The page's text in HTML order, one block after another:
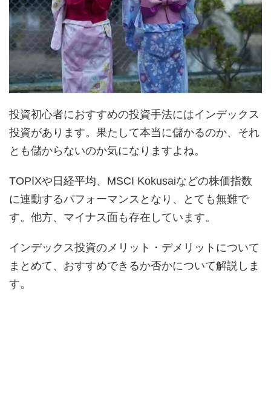
投資初心者におすすめの投資手法にはインデックス
投資があります。果たして本当に儲かるのか、それ
とも儲からないのか気になりますよね。
TOPIXや日経平均、MSCI Kokusaiなどの株価指数
に連動するパフォーマンスとなり、とても無難で
す。他方、マイナス面も存在しています。
インデックス投資のメリット・デメリットについて
まとめて、おすすめできるか否かについて解説しま
す。